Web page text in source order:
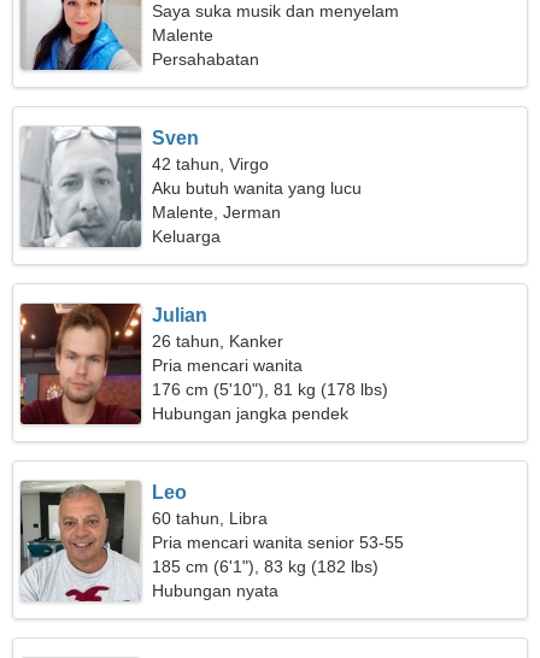
Saya suka musik dan menyelam
Malente
Persahabatan
Sven
42 tahun, Virgo
Aku butuh wanita yang lucu
Malente, Jerman
Keluarga
Julian
26 tahun, Kanker
Pria mencari wanita
176 cm (5'10"), 81 kg (178 lbs)
Hubungan jangka pendek
Leo
60 tahun, Libra
Pria mencari wanita senior 53-55
185 cm (6'1"), 83 kg (182 lbs)
Hubungan nyata